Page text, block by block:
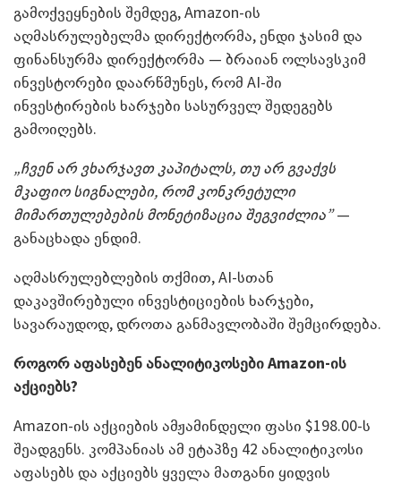
გამოქვეყნების შემდეგ, Amazon-ის
აღმასრულებელმა დირექტორმა, ენდი ჯასიმ და
ფინანსურმა დირექტორმა — ბრაიან ოლსავსკიმ
ინვესტორები დაარწმუნეს, რომ AI-ში
ინვესტირების ხარჯები სასურველ შედეგებს
გამოიღებს.
„ჩვენ არ ვხარჯავთ კაპიტალს, თუ არ გვაქვს
მკაფიო სიგნალები, რომ კონკრეტული
მიმართულებების მონეტიზაცია შეგვიძლია”—
განაცხადა ენდიმ.
აღმასრულებლების თქმით, AI-სთან
დაკავშირებული ინვესტიციების ხარჯები,
სავარაუდოდ, დროთა განმავლობაში შემცირდება.
როგორ აფასებენ ანალიტიკოსებიAmazon-ის
აქციებს?
Amazon-ის აქციების ამჟამინდელი ფასი $198.00-ს
შეადგენს. კომპანიას ამ ეტაპზე 42 ანალიტიკოსი
აფასებს და აქციებს ყველა მათგანი ყიდვის